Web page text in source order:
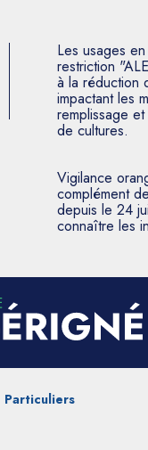
Les usages
restriction
à la réduction
impactant les
remplissage
de cultures.
Vigilance
complément
depuis le 24
connaître les
Particuliers